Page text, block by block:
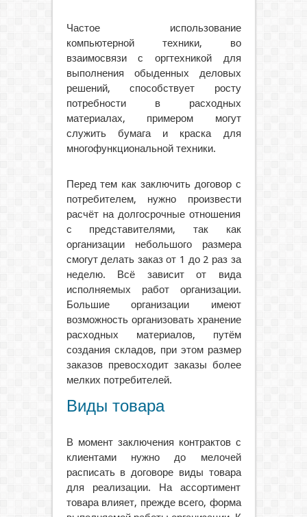
Частое использование
компьютерной техники, во
взаимосвязи с оргтехникой для
выполнения обыденных деловых
решений, способствует росту
потребности в расходных
материалах, примером могут
служить бумага и краска для
многофункциональной техники.
Перед тем как заключить договор с
потребителем, нужно произвести
расчёт на долгосрочные отношения
с представителями, так как
организации небольшого размера
смогут делать заказ от 1 до 2 раз за
неделю. Всё зависит от вида
исполняемых работ организации.
Большие организации имеют
возможность организовать хранение
расходных материалов, путём
создания складов, при этом размер
заказов превосходит заказы более
мелких потребителей.
Виды товара
В момент заключения контрактов с
клиентами нужно до мелочей
расписать в договоре виды товара
для реализации. На ассортимент
товара влияет, прежде всего, форма